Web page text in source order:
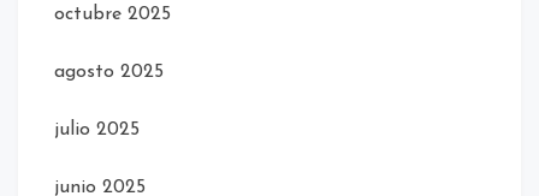
octubre 2025
agosto 2025
julio 2025
junio 2025